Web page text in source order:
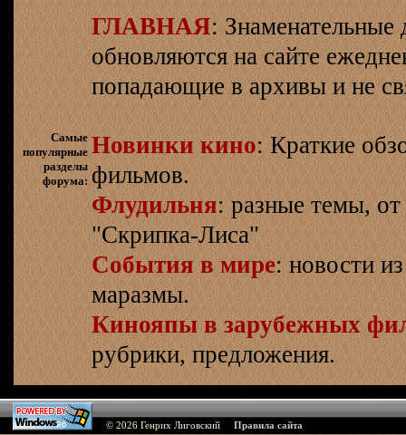
ГЛАВНАЯ: Знаменательные
обновляются на сайте
попадающие в архивы и не
Самые
популярные
разделы
форума:
Новинки кино: Краткие
фильмов.
Флудильня: разные темы,
"Скрипка-Лиса"
События в мире: новости
маразмы.
Кинояпы в зарубежных
рубрики, предложения.
© 2026 Генрих Лиговский Правила сайта